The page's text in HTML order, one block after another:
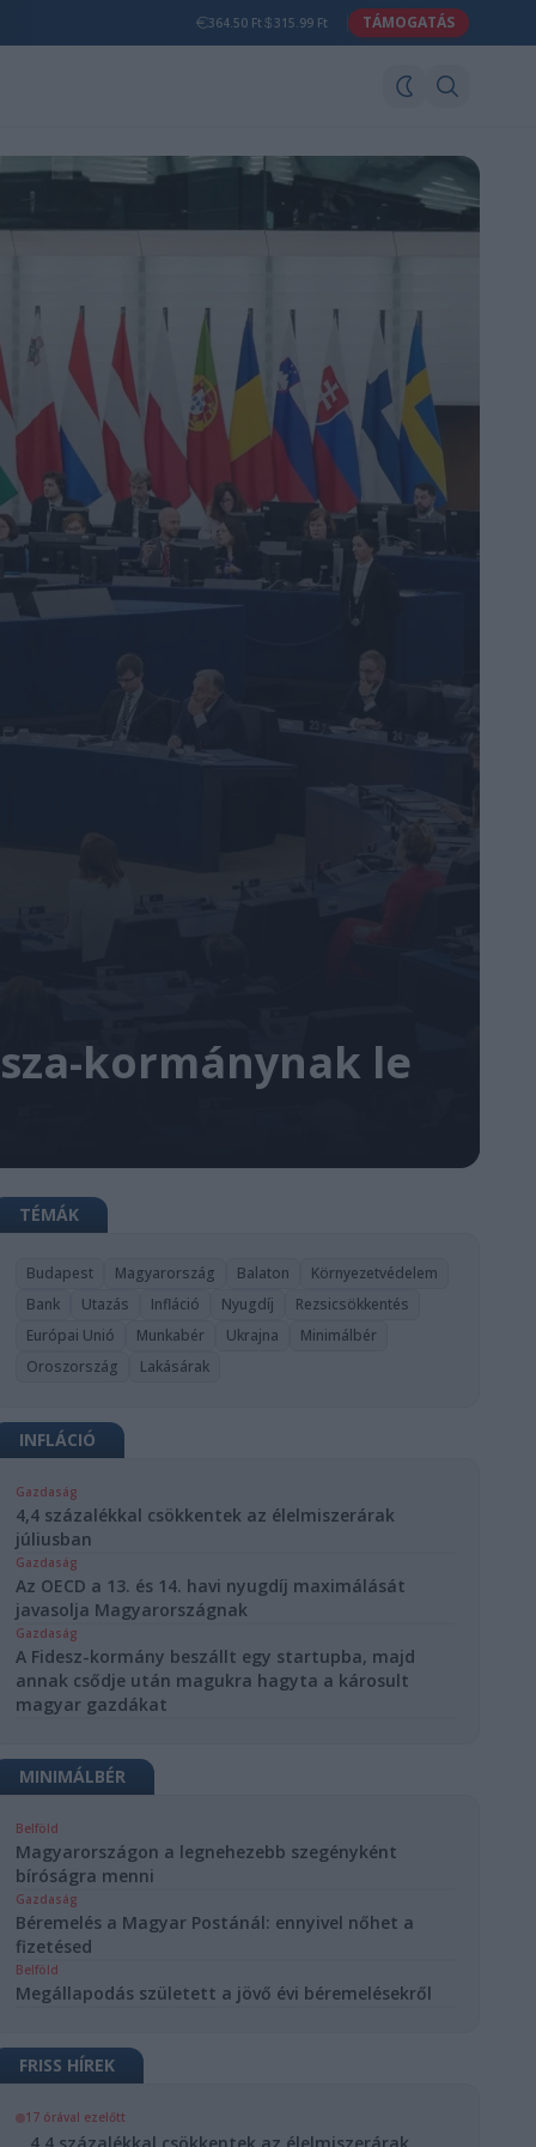
364.50 Ft 315.99 Ft TÁMOGATÁS
kormánynak le
TÉMÁK
Budapest Magyarország Balaton
Környezetvédelem
Bank
Utazás Infláció Nyugdíj
Rezsicsökkentés
Európai Unió
Munkabér Ukrajna
Minimálbér
Oroszország
Lakásárak
INFLÁCIÓ
Gazdaság
4,4 százalékkal csökkentek az élelmiszerárak
júliusban
Gazdaság
Az OECD a 13. és 14. havi nyugdíj maximálását
javasolja Magyarországnak
Gazdaság
A Fidesz-kormány beszállt egy startupba, majd
annak csődje után magukra hagyta a károsult
magyar gazdákat
MINIMÁLBÉR
Belföld
Magyarországon a legnehezebb szegényként
bíróságra menni
Gazdaság
Béremelés a Magyar Postánál: ennyivel nőhet a
fizetésed
Belföld
Megállapodás született a jövő évi béremelésekről
FRISS HÍREK
17 órával ezelőtt